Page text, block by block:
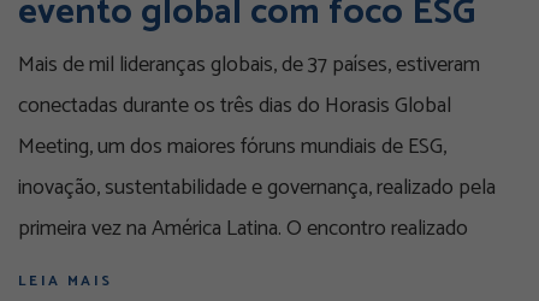
evento global com foco ESG
Mais de mil lideranças globais, de 37 países, estiveram
conectadas durante os três dias do Horasis Global
Meeting, um dos maiores fóruns mundiais de ESG,
inovação, sustentabilidade e governança, realizado pela
primeira vez na América Latina. O encontro realizado
LEIA MAIS